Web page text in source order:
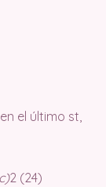
el último st,
2 (24)